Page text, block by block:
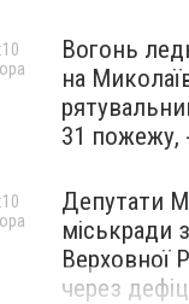
Вогонь
на
31
Депутати
міськради
Верховної
через